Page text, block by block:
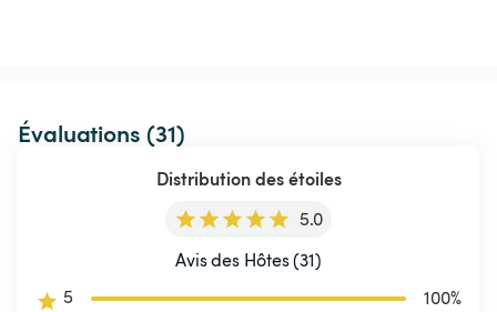
Évaluations (31)
Distribution des étoiles
5.0
Avis des Hôtes (31)
5
100%